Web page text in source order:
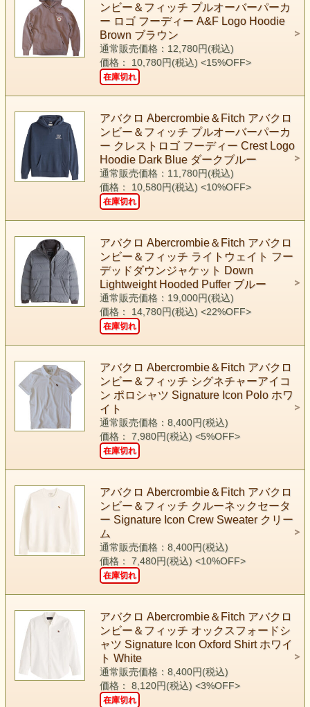
ンビー＆フィッチ プルオーバーパーカ
ー ロゴ フーディー A&F Logo Hoodie
Brown ブラウン
通常販売価格：12,780円(税込)
価格： 10,780円(税込) <15%OFF>
在庫切れ
アバクロ Abercrombie＆Fitch アバクロ
ンビー＆フィッチ プルオーバーパーカ
ー クレストロゴ フーディー Crest Logo
Hoodie Dark Blue ダークブルー
通常販売価格：11,780円(税込)
価格： 10,580円(税込) <10%OFF>
在庫切れ
アバクロ Abercrombie＆Fitch アバクロ
ンビー＆フィッチ ライトウェイト フー
デッドダウンジャケット Down
Lightweight Hooded Puffer ブルー
通常販売価格：19,000円(税込)
価格： 14,780円(税込) <22%OFF>
在庫切れ
アバクロ Abercrombie＆Fitch アバクロ
ンビー＆フィッチ シグネチャーアイコ
ン ポロシャツ Signature Icon Polo ホワ
イト
通常販売価格：8,400円(税込)
価格： 7,980円(税込) <5%OFF>
在庫切れ
アバクロ Abercrombie＆Fitch アバクロ
ンビー＆フィッチ クルーネックセータ
ー Signature Icon Crew Sweater クリー
ム
通常販売価格：8,400円(税込)
価格： 7,480円(税込) <10%OFF>
在庫切れ
アバクロ Abercrombie＆Fitch アバクロ
ンビー＆フィッチ オックスフォードシ
ャツ Signature Icon Oxford Shirt ホワイ
ト White
通常販売価格：8,400円(税込)
価格： 8,120円(税込) <3%OFF>
在庫切れ